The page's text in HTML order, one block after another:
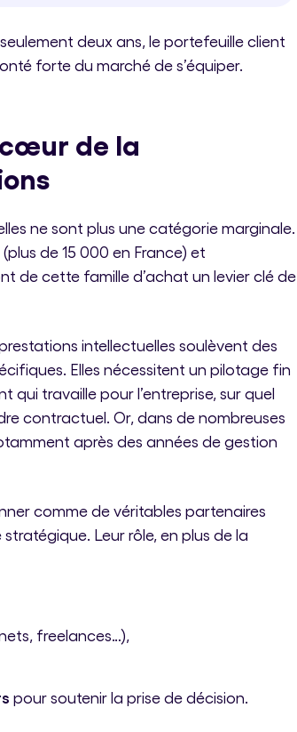
deux ans, le portefeuille client
forte du marché de s’équiper.
de la
ne sont plus une catégorie marginale.
de 15 000 en France) et
de cette famille d’achat un levier clé de
intellectuelles soulèvent des
Elles nécessitent un pilotage fin
travaille pour l’entreprise, sur quel
contractuel. Or, dans de nombreuses
après des années de gestion
comme de véritables partenaires
Leur rôle, en plus de la
freelances…),
pour soutenir la prise de décision.